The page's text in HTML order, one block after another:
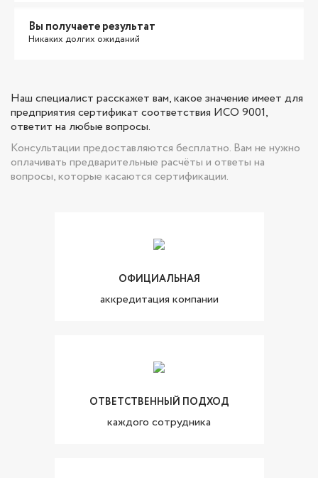
Вы получаете результат
Никаких долгих ожиданий
Наш специалист расскажет вам, какое значение имеет для
предприятия сертификат соответствия ИСО 9001,
ответит на любые вопросы.
Консультации предоставляются бесплатно. Вам не нужно
оплачивать предварительные расчёты и ответы на
вопросы, которые касаются сертификации.
ОФИЦИАЛЬНАЯ
аккредитация компании
ОТВЕТСТВЕННЫЙ ПОДХОД
каждого сотрудника